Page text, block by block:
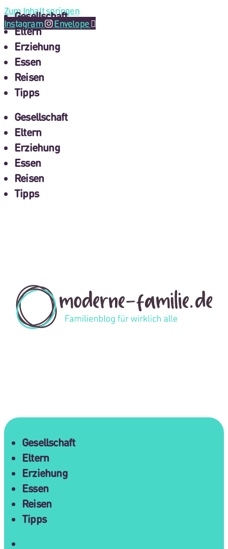
Zum Inhalt springen
Instagram
Envelope
Gesellschaft
Eltern
Erziehung
Essen
Reisen
Tipps
Gesellschaft
Eltern
Erziehung
Essen
Reisen
Tipps
Gesellschaft
Eltern
Erziehung
Essen
Reisen
Tipps